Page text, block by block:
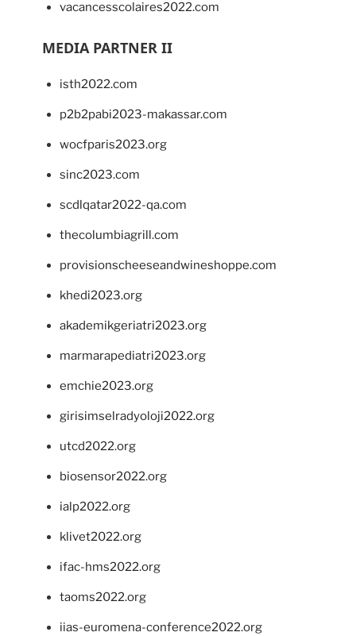
vacancesscolaires2022.com
MEDIA PARTNER II
isth2022.com
p2b2pabi2023-makassar.com
wocfparis2023.org
sinc2023.com
scdlqatar2022-qa.com
thecolumbiagrill.com
provisionscheeseandwineshoppe.com
khedi2023.org
akademikgeriatri2023.org
marmarapediatri2023.org
emchie2023.org
girisimselradyoloji2022.org
utcd2022.org
biosensor2022.org
ialp2022.org
klivet2022.org
ifac-hms2022.org
taoms2022.org
iias-euromena-conference2022.org